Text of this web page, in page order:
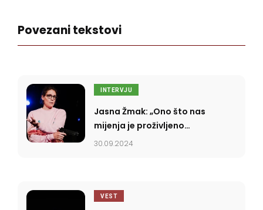
jugoslovenski crni talas. Talase
Povezani tekstovi
INTERVJU
Jasna Žmak: „Ono što nas
mijenja je proživljeno
iskustvo”
30.09.2024
VEST